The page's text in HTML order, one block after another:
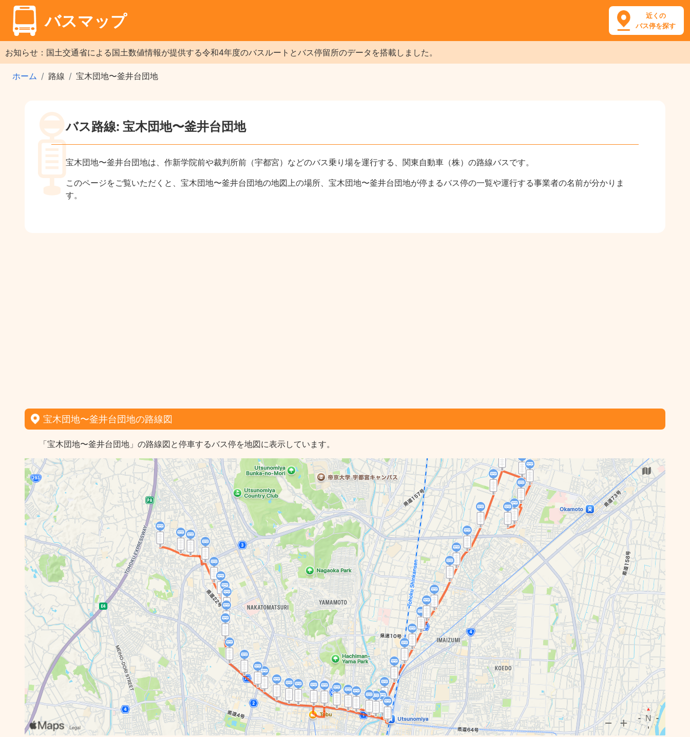
バスマップ
近くの
バス停を探す
お知らせ：国土交通省による国土数値情報が提供する令和4年度のバスルートとバス停留所のデータを搭載しました。
ホーム 路線 宝木団地〜釜井台団地
バス路線: 宝木団地〜釜井台団地
宝木団地〜釜井台団地は、作新学院前や裁判所前（宇都宮）などのバス乗り場を運行する、関東自動車（株）の路線バスです。
このページをご覧いただくと、宝木団地〜釜井台団地の地図上の場所、宝木団地〜釜井台団地が停まるバス停の一覧や運行する事業者の名前が分かりま
す。
宝木団地〜釜井台団地の路線図
「宝木団地〜釜井台団地」の路線図と停車するバス停を地図に表示しています。